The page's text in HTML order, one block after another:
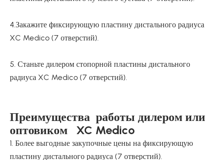
4.Закажите фиксирующую пластину дистального радиуса
XC Medico (7 отверстий).
5. Станьте дилером стопорной пластины дистального
радиуса XC Medico (7 отверстий).
Преимущества работы дилером или
оптовиком XC Medico
1. Более выгодные закупочные цены на фиксирующую
пластину дистального радиуса (7 отверстий).